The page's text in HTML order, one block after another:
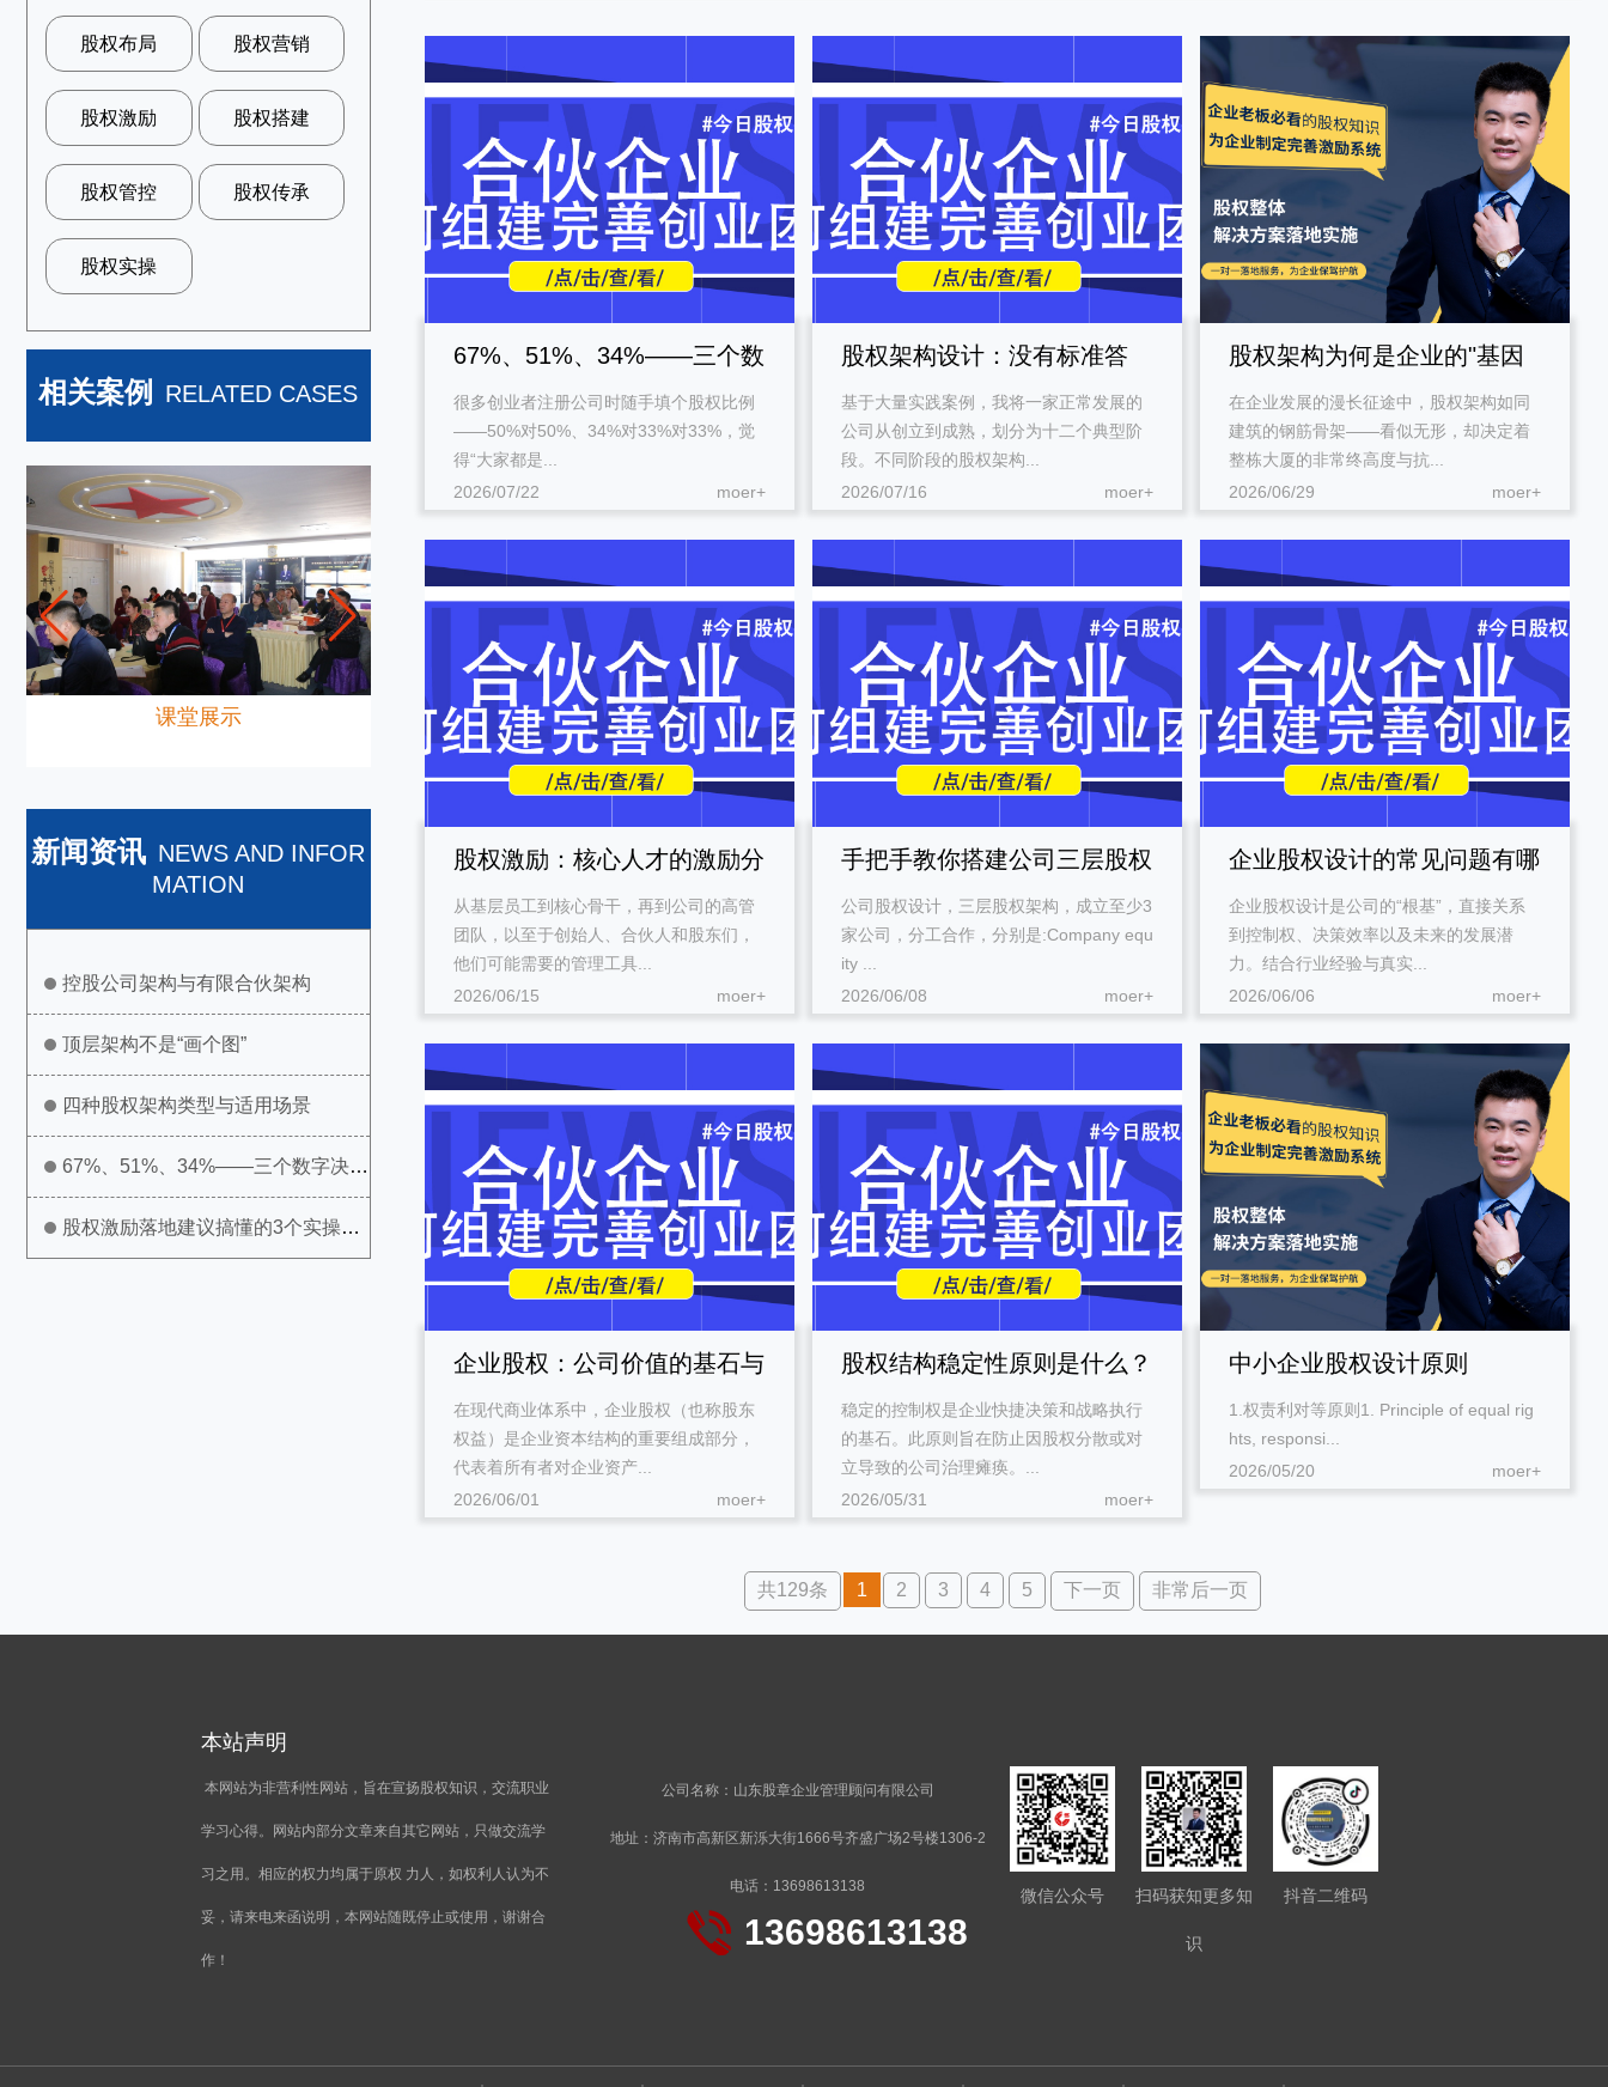
股权布局 股权营销
股权激励 股权搭建
股权管控 股权传承
股权实操
相关案例 RELATED CASES
课堂展示 课堂展示 课堂展示 课堂展示
新闻资讯 NEWS AND INFOR
MATION
控股公司架构与有限合伙架构
顶层架构不是“画个图”
四种股权架构类型与适用场景
67%、51%、34%——三个数字决定
公司生死
股权激励落地建议搞懂的3个实操问
67%、51%、34%——三个数
字决定公司生死
很多创业者注册公司时随手填个股权比例
——50%对50%、34%对33%对33%，觉
得“大家都是...
2026/07/22
moer+
股权架构设计：没有标准答
案，只有阶段目的
基于大量实践案例，我将一家正常发展的
公司从创立到成熟，划分为十二个典型阶
段。不同阶段的股权架构...
2026/07/16
moer+
股权架构为何是企业的"基因
密码"？
在企业发展的漫长征途中，股权架构如同
建筑的钢筋骨架——看似无形，却决定着
整栋大厦的非常终高度与抗...
2026/06/29
moer+
股权激励：核心人才的激励分
享
从基层员工到核心骨干，再到公司的高管
团队，以至于创始人、合伙人和股东们，
他们可能需要的管理工具...
2026/06/15
moer+
手把手教你搭建公司三层股权
架构
公司股权设计，三层股权架构，成立至少3
家公司，分工合作，分别是:Company equ
ity ...
2026/06/08
moer+
企业股权设计的常见问题有哪
些？
企业股权设计是公司的“根基”，直接关系
到控制权、决策效率以及未来的发展潜
力。结合行业经验与真实...
2026/06/06
moer+
企业股权：公司价值的基石与
治理的核心
在现代商业体系中，企业股权（也称股东
权益）是企业资本结构的重要组成部分，
代表着所有者对企业资产...
2026/06/01
moer+
股权结构稳定性原则是什么？
稳定的控制权是企业快捷决策和战略执行
的基石。此原则旨在防止因股权分散或对
立导致的公司治理瘫痪。...
2026/05/31
moer+
中小企业股权设计原则
1.权责利对等原则1. Principle of equal rig
hts, responsi...
2026/05/20
moer+
共129条 1 2 3 4 5 下一页 非常后一页
本站声明
本网站为非营利性网站，旨在宣扬股权知识，交流职业
学习心得。网站内部分文章来自其它网站，只做交流学
习之用。相应的权力均属于原权 力人，如权利人认为不
妥，请来电来函说明，本网站随既停止或使用，谢谢合
作！
公司名称：山东股章企业管理顾问有限公司
地址：济南市高新区新泺大街1666号齐盛广场2号楼1306-2
电话：13698613138
13698613138
微信公众号 扫码获知更多知
识
抖音二维码